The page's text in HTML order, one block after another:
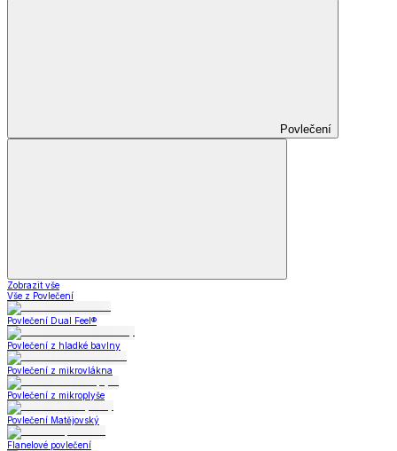
Povlečení
Zobrazit vše
Vše z Povlečení
Povlečení Dual Feel®
Povlečení z hladké bavlny
Povlečení z mikrovlákna
Povlečení z mikroplyše
Povlečení Matějovský
Flanelové povlečení